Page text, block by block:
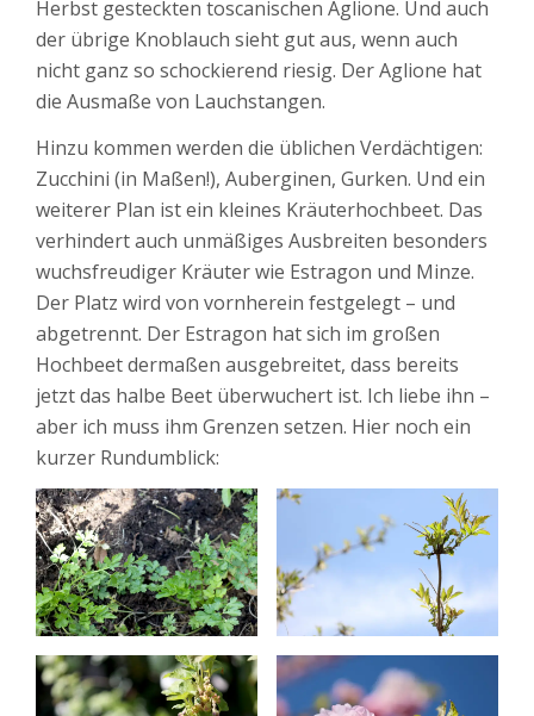
Herbst gesteckten toscanischen Aglione. Und auch
der übrige Knoblauch sieht gut aus, wenn auch
nicht ganz so schockierend riesig. Der Aglione hat
die Ausmaße von Lauchstangen.
Hinzu kommen werden die üblichen Verdächtigen:
Zucchini (in Maßen!), Auberginen, Gurken. Und ein
weiterer Plan ist ein kleines Kräuterhochbeet. Das
verhindert auch unmäßiges Ausbreiten besonders
wuchsfreudiger Kräuter wie Estragon und Minze.
Der Platz wird von vornherein festgelegt – und
abgetrennt. Der Estragon hat sich im großen
Hochbeet dermaßen ausgebreitet, dass bereits
jetzt das halbe Beet überwuchert ist. Ich liebe ihn –
aber ich muss ihm Grenzen setzen. Hier noch ein
kurzer Rundumblick: